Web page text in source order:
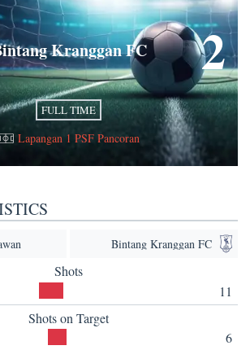
Kranggan FC 2
FULL TIME
Lapangan 1 PSF Pancoran
Bintang Kranggan FC
Shots
11
Shots on Target
6